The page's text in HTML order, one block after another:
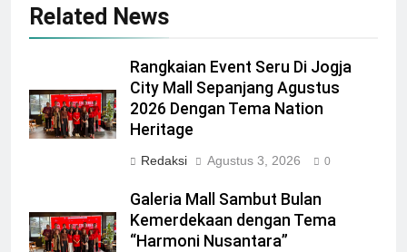
Related News
Rangkaian Event Seru Di Jogja
City Mall Sepanjang Agustus
2026 Dengan Tema Nation
Heritage
Redaksi Agustus 3, 2026 0
Galeria Mall Sambut Bulan
Kemerdekaan dengan Tema
“Harmoni Nusantara”